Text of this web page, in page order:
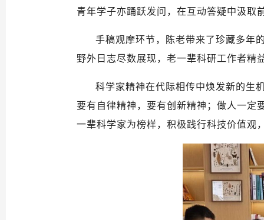
青年学子亦踊跃发问，在互动答疑中汲取
手稿观摩环节，陈老带来了珍藏多年
野外日志尽数展现，老一辈科研工作者精
科学家精神在代际相传中焕发新的生
要有自律精神，要有创新精神；做人一
一辈科学家为榜样，积极践行科技价值观